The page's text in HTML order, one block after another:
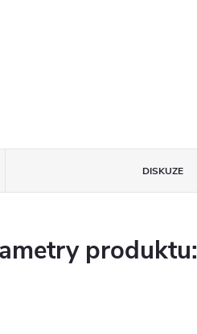
DISKUZE
produktu: